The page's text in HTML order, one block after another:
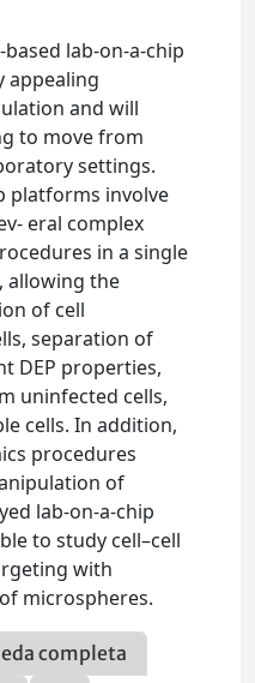
lab-on-a-chip
appealing
and will
to move from
settings.
platforms involve
eral complex
in a single
allowing the
of cell
separation of
DEP properties,
uninfected cells,
cells. In addition,
procedures
of
lab-on-a-chip
to study cell–cell
with
microspheres.
completa